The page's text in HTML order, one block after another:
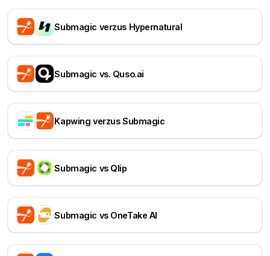
Submagic verzus Hypernatural
Submagic vs. Quso.ai
Kapwing verzus Submagic
Submagic vs Qlip
Submagic vs OneTake AI